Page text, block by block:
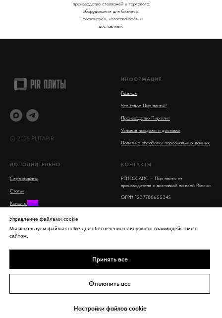
производство стеллажей и торгового
оборудования для бизнеса.
Проектируем, изготавливаем и
доставляем.
© 2026 PLITAPIR
ИНФОРМАЦИЯ
Главная
Что такое Пир плиты?
Производство Пир плит
Условия продажи и доставки
Политика обработки персональных данных
ДОПОЛНИТЕЛЬНО
Сертификаты
Статьи
Канал в MAX
КОНТАКТЫ
РЕНЕССАНС – Пир плиты от
производителя с доставкой по всей России.
ОГРН 1237700655345
Московская область, Люберцы, улица 8
info@plitapir.ru
+7 963 750 94 76
Управление файлами cookie
Мы используем файлы cookie для обеспечения наилучшего взаимодействия с
сайтом.
Принять все
Отклонить все
Настройки файлов cookie